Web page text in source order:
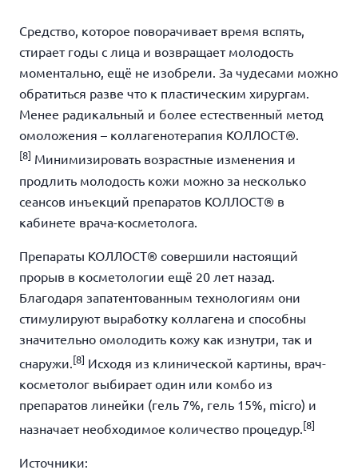
Средство, которое поворачивает время вспять,
стирает годы с лица и возвращает молодость
моментально, ещё не изобрели. За чудесами можно
обратиться разве что к пластическим хирургам.
Менее радикальный и более естественный метод
омоложения – коллагенотерапия КОЛЛОСТ®.
[8] Минимизировать возрастные изменения и
продлить молодость кожи можно за несколько
сеансов инъекций препаратов КОЛЛОСТ® в
кабинете врача-косметолога.
Препараты КОЛЛОСТ® совершили настоящий
прорыв в косметологии ещё 20 лет назад.
Благодаря запатентованным технологиям они
стимулируют выработку коллагена и способны
значительно омолодить кожу как изнутри, так и
снаружи.[8] Исходя из клинической картины, врач-
косметолог выбирает один или комбо из
препаратов линейки (гель 7%, гель 15%, micro) и
назначает необходимое количество процедур. [8]
Источники: